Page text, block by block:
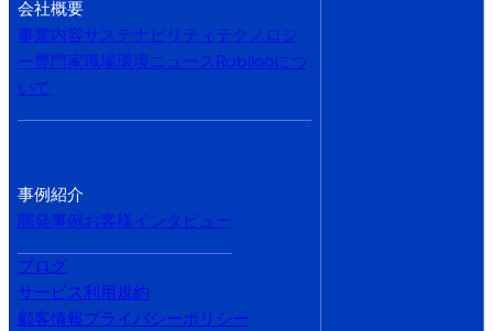
会社概要
事業内容サステナビリティ テクノロジ
ー専門家職場環境ニュースRabilooにつ
いて
事例紹介
開発事例 お客様インタビュー
ブログ
サービス利用規約
顧客情報プライバシーポリシー